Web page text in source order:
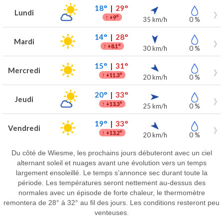
Lundi 18°| 29°
↑ +9° 35 km/h 0 %
Mardi 14°| 28°
↑ +8.1° 30 km/h 0 %
Mercredi 15°| 31°
↑ +11.3° 20 km/h 0 %
Jeudi 20°| 33°
↑ +13.3° 25 km/h 0 %
Vendredi 19°| 33°
↑ +13.2° 20 km/h 0 %
Du côté de Wiesme, les prochains jours débuteront avec un ciel
alternant soleil et nuages avant une évolution vers un temps
largement ensoleillé. Le temps s’annonce sec durant toute la
période. Les températures seront nettement au-dessus des
normales avec un épisode de forte chaleur, le thermomètre
remontera de 28° à 32° au fil des jours. Les conditions resteront peu
venteuses.